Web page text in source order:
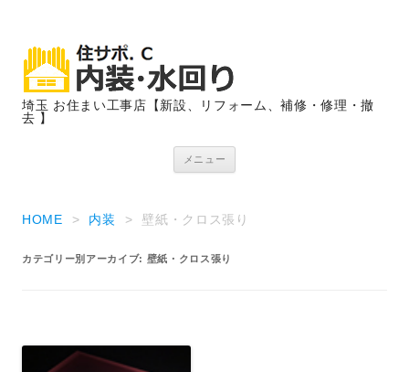
埼玉 お住まい工事店【新設、リフォーム、補修・修理・撤
去 】
メニュー
HOME > 内装 > 壁紙・クロス張り
カテゴリー別アーカイブ: 壁紙・クロス張り